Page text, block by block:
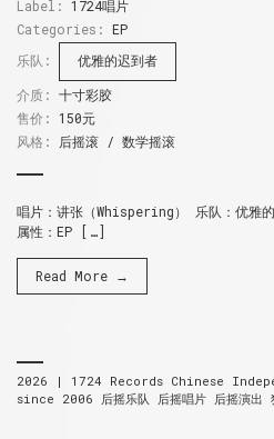
Label:
1724唱片
Categories: EP
乐队:
优雅的迟到者
介质: 十寸彩胶
售价: 150元
风格:
后摇滚 / 数学摇滚
唱片：讲张（Whispering） 乐队：优雅
属性：EP […]
Read More →
2026 | 1724 Records Chinese
since 2006
后摇乐队 后摇唱片 后摇演出